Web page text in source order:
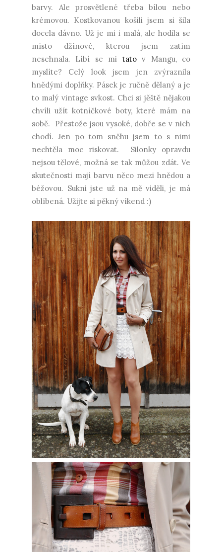
barvy. Ale prosvětlené třeba bílou nebo
krémovou. Kostkovanou košili jsem si šila
docela dávno. Už je mi i malá, ale hodila se
místo džínové, kterou jsem zatím
nesehnala. Líbí se mi tatov Mangu, co
myslíte? Celý look jsem jen zvýraznila
hnědými doplňky. Pásek je ručně dělaný a je
to malý vintage svkost. Chci si jěště nějakou
chvíli užít kotníčkové boty, které mám na
sobě. Přestože jsou vysoké, dobře se v nich
chodí. Jen po tom sněhu jsem to s nimi
nechtěla moc riskovat. Silonky opravdu
nejsou tělové, možná se tak můžou zdát. Ve
skutečnosti mají barvu něco mezi hnědou a
béžovou. Sukni jste už na mě viděli, je má
oblíbená. Užijte si pěkný víkend :)